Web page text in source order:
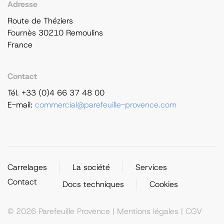
Adresse
Route de Théziers
Fournès 30210 Remoulins
France
Contact
Tél. +33 (0)4 66 37 48 00
E-mail: commercial@parefeuille-provence.com
Carrelages La société
Services
Contact
Docs techniques Cookies
© 2026 Parefeuille Provence | Mentions légales | CGV